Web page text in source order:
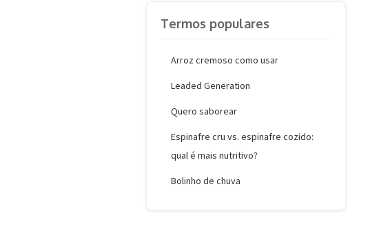
Termos populares
Arroz cremoso como usar
Leaded Generation
Quero saborear
Espinafre cru vs. espinafre cozido:
qual é mais nutritivo?
Bolinho de chuva